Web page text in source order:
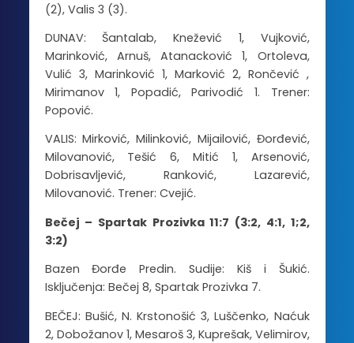
(2), Valis 3 (3).
DUNAV: Šantalab, Knežević 1, Vujković,
Marinković, Arnuš, Atanacković 1, Ortoleva,
Vulić 3, Marinković 1, Marković 2, Rončević ,
Mirimanov 1, Popadić, Parivodić 1. Trener:
Popović.
VALIS: Mirković, Milinković, Mijailović, Đorđević,
Milovanović, Tešić 6, Mitić 1, Arsenović,
Dobrisavljević, Ranković, Lazarević,
Milovanović. Trener: Cvejić.
Bečej – Spartak Prozivka 11:7 (3:2, 4:1, 1;2,
3:2)
Bazen Đorđe Predin. Sudije: Kiš i Šukić.
Isključenja: Bečej 8, Spartak Prozivka 7.
BEČEJ: Bušić, N. Krstonošić 3, Luščenko, Naćuk
2, Dobožanov 1, Mesaroš 3, Kuprešak, Velimirov,